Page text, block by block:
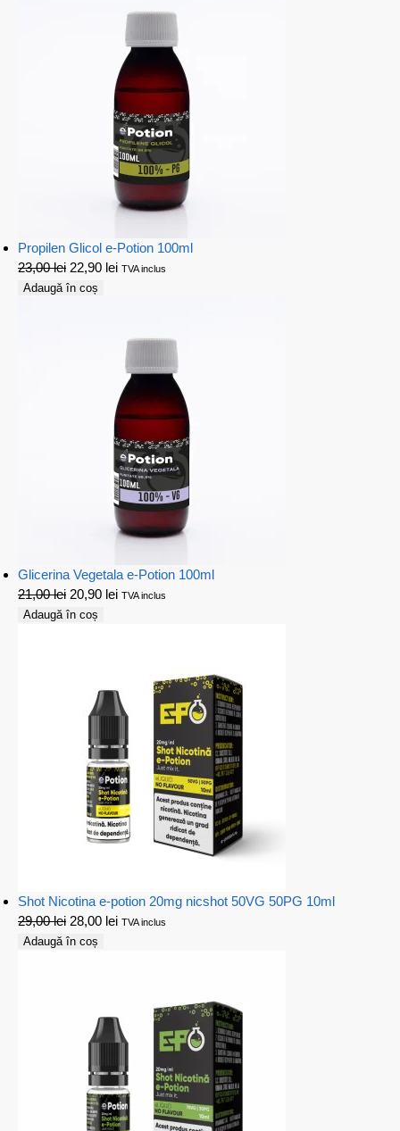
Propilen Glicol e-Potion 100ml
23,00lei 22,90 lei TVA inclus
Adaugă în coș
Glicerina Vegetala e-Potion 100ml
21,00lei 20,90 lei TVA inclus
Adaugă în coș
Shot Nicotina e-potion 20mg nicshot 50VG 50PG 10ml
29,00lei 28,00 lei TVA inclus
Adaugă în coș